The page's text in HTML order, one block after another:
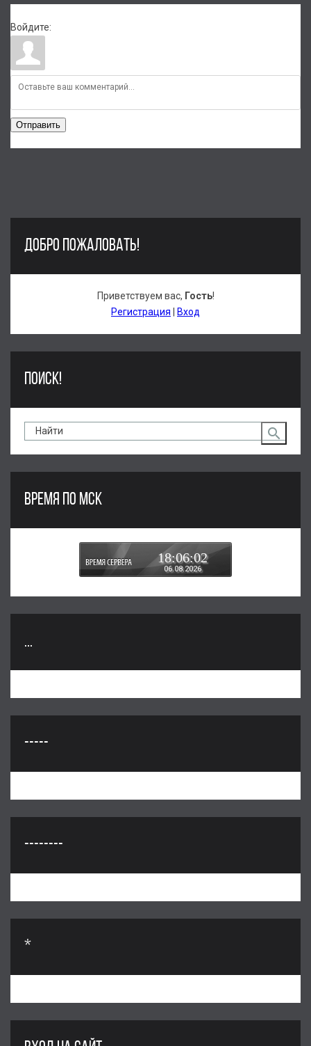
Войдите:
Отправить
ДОБРО ПОЖАЛОВАТЬ!
Приветствуем вас, Гость!
Регистрация
Вход
ПОИСК!
ВРЕМЯ ПО МСК
18:06:02
06.08.2026
...
-----
--------
*